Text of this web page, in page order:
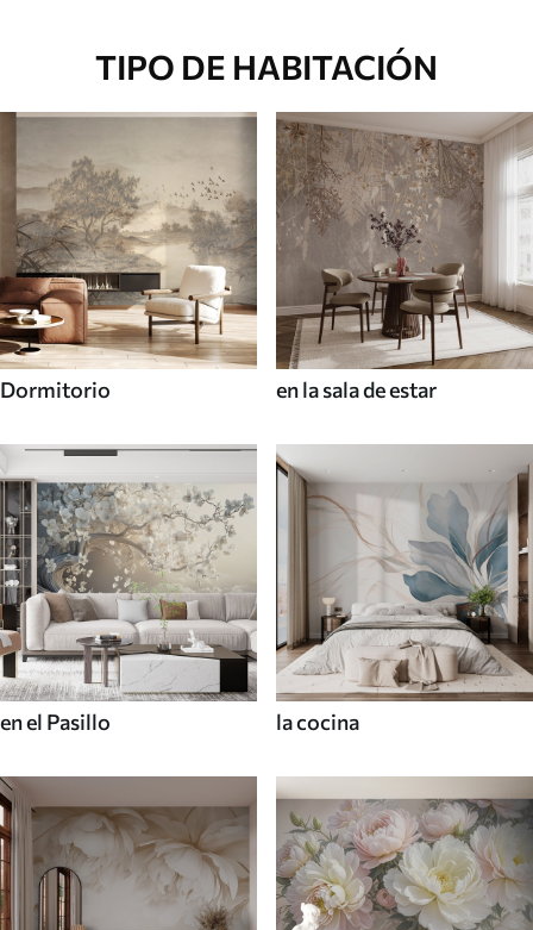
TIPO DE HABITACIÓN
Dormitorio en la sala de estar
en el Pasillo la cocina